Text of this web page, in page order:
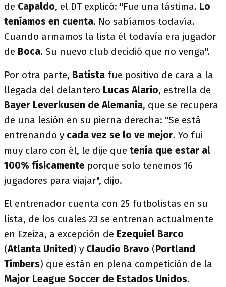
de Capaldo, el DT explicó: "Fue una lástima. Lo
teníamos en cuenta. No sabíamos todavía.
Cuando armamos la lista él todavía era jugador
de Boca. Su nuevo club decidió que no venga".
Por otra parte, Batista fue positivo de cara a la
llegada del delantero Lucas Alario, estrella de
Bayer Leverkusen de Alemania, que se recupera
de una lesión en su pierna derecha: "Se está
entrenando y cada vez se lo ve mejor. Yo fui
muy claro con él, le dije que tenía que estar al
100% físicamente porque solo tenemos 16
jugadores para viajar", dijo.
El entrenador cuenta con 25 futbolistas en su
lista, de los cuales 23 se entrenan actualmente
en Ezeiza, a excepción de Ezequiel Barco
(Atlanta United) y Claudio Bravo (Portland
Timbers) que están en plena competición de la
Major League Soccer de Estados Unidos.